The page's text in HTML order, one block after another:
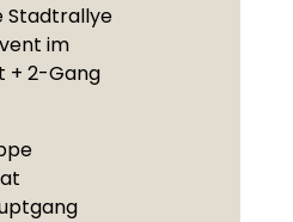
Stadtrallye
im
+ 2-Gang